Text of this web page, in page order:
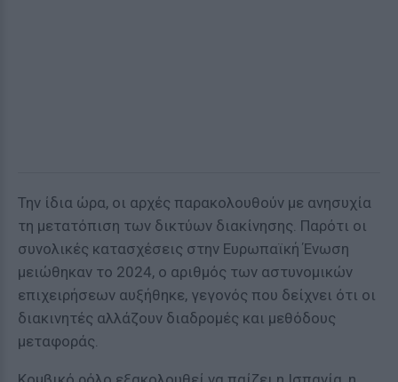
Την ίδια ώρα, οι αρχές παρακολουθούν με ανησυχία
τη μετατόπιση των δικτύων διακίνησης. Παρότι οι
συνολικές κατασχέσεις στην Ευρωπαϊκή Ένωση
μειώθηκαν το 2024, ο αριθμός των αστυνομικών
επιχειρήσεων αυξήθηκε, γεγονός που δείχνει ότι οι
διακινητές αλλάζουν διαδρομές και μεθόδους
μεταφοράς.